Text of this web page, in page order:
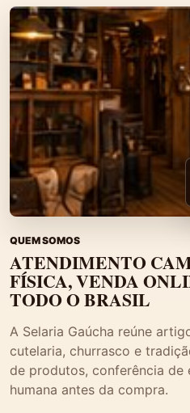
QUEM SOMOS
ATENDIMENTO
FÍSICA, VENDA
TODO O BRASIL
A Selaria Gaúcha reúne
cutelaria, churrasco e
de produtos, conferência de
humana antes da compra.